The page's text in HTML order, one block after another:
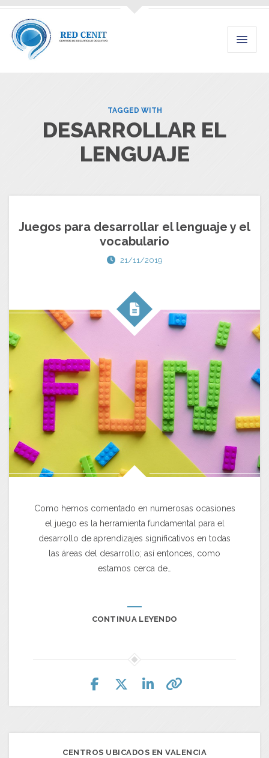
TAGGED WITH
DESARROLLAR EL
LENGUAJE
Juegos para desarrollar el lenguaje y el
vocabulario
21/11/2019
Como hemos comentado en numerosas ocasiones
el juego es la herramienta fundamental para el
desarrollo de aprendizajes significativos en todas
las áreas del desarrollo; así entonces, como
estamos cerca de…
CONTINUA LEYENDO
CENTROS UBICADOS EN VALENCIA